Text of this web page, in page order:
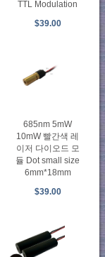
TTL Modulation
$39.00
685nm 5mW
10mW 빨간색 레
이저 다이오드 모
듈 Dot small size
6mm*18mm
$39.00